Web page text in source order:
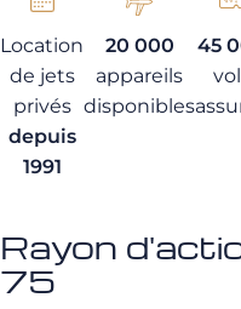
Location
de jets
privés
depuis
1991
20 000
appareils
disponibles
45
Rayon
75